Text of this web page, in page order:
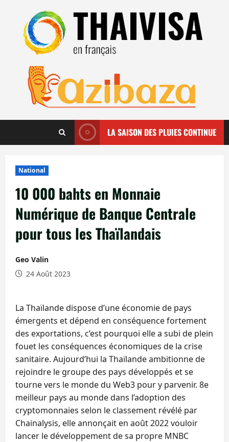
contenu
LA SAISON DES PLUIES CONTINUE
National
10 000 bahts en Monnaie
Numérique de Banque Centrale
pour tous les Thaïlandais
Geo Valin
24 Août 2023
La Thaïlande dispose d’une économie de pays
émergents et dépend en conséquence fortement
des exportations, c’est pourquoi elle a subi de plein
fouet les conséquences économiques de la crise
sanitaire. Aujourd’hui la Thaïlande ambitionne de
rejoindre le groupe des pays développés et se
tourne vers le monde du Web3 pour y parvenir. 8e
meilleur pays au monde dans l’adoption des
cryptomonnaies selon le classement révélé par
Chainalysis, elle annonçait en août 2022 vouloir
lancer le développement de sa propre MNBC